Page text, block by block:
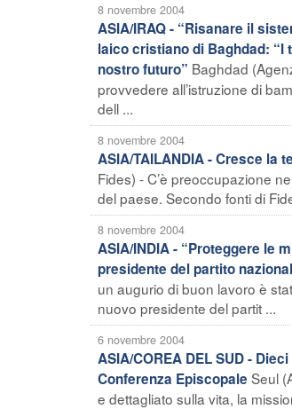
8 novembre 2004
ASIA/IRAQ - “Risanare il
laico cristiano di Baghdad:
nostro futuro” Baghdad
provvedere all’istruzione di
dell ...
8 novembre 2004
ASIA/TAILANDIA - Cresce la
Fides) - C’è preoccupazione
del paese. Secondo fonti di
8 novembre 2004
ASIA/INDIA - “Proteggere le
presidente del partito
un augurio di buon lavoro è
nuovo presidente del partit ...
6 novembre 2004
ASIA/COREA DEL SUD -
Conferenza Episcopale Seul
e dettagliato sulla vita, la